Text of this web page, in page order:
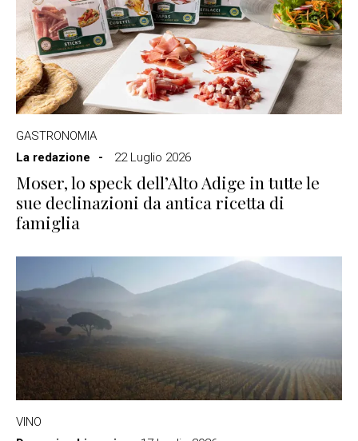
GASTRONOMIA
La redazione
22 Luglio 2026
Moser, lo speck dell’Alto Adige in tutte le
sue declinazioni da antica ricetta di
famiglia
VINO